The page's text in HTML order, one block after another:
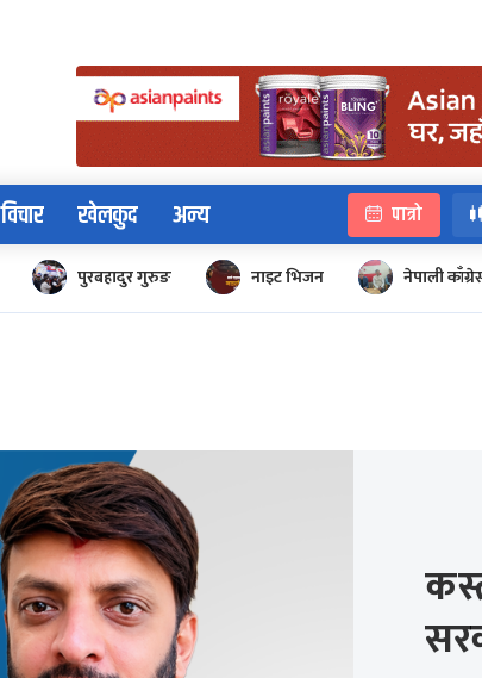
विचार खेलकुद अन्य पात्रो
पुरबहादुर गुरुङ नाइट भिजन नेपाली